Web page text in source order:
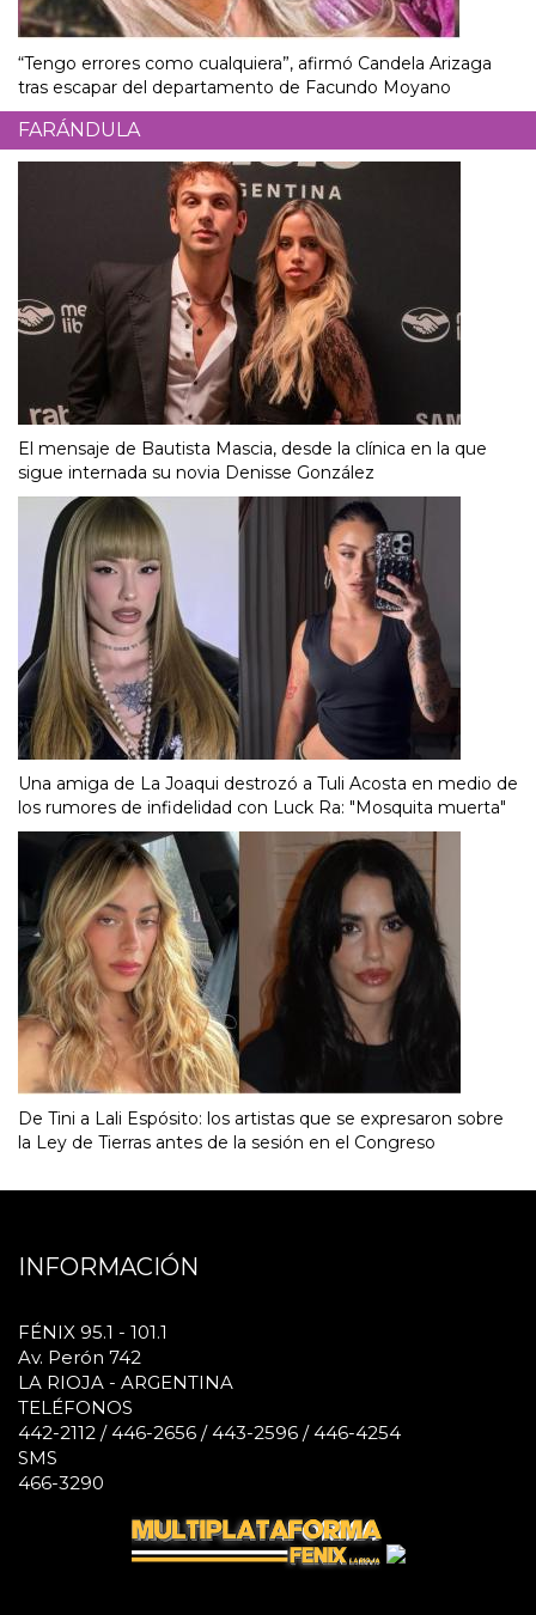
“Tengo errores como cualquiera”, afirmó Candela Arizaga
tras escapar del departamento de Facundo Moyano
FARÁNDULA
El mensaje de Bautista Mascia, desde la clínica en la que
sigue internada su novia Denisse González
Una amiga de La Joaqui destrozó a Tuli Acosta en medio de
los rumores de infidelidad con Luck Ra: "Mosquita muerta"
De Tini a Lali Espósito: los artistas que se expresaron sobre
la Ley de Tierras antes de la sesión en el Congreso
INFORMACIÓN
FÉNIX 95.1 - 101.1
Av. Perón 742
LA RIOJA - ARGENTINA
TELÉFONOS
442-2112 / 446-2656 / 443-2596 / 446-4254
SMS
466-3290